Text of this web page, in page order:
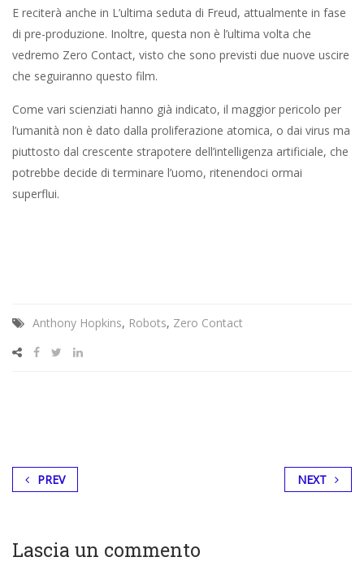
E reciterà anche in L’ultima seduta di Freud, attualmente in fase
di pre-produzione. Inoltre, questa non è l’ultima volta che
vedremo Zero Contact, visto che sono previsti due nuove uscire
che seguiranno questo film.
Come vari scienziati hanno già indicato, il maggior pericolo per
l’umanità non è dato dalla proliferazione atomica, o dai virus ma
piuttosto dal crescente strapotere dell’intelligenza artificiale, che
potrebbe decide di terminare l’uomo, ritenendoci ormai
superflui.
Anthony Hopkins, Robots, Zero Contact
PREV NEXT
Lascia un commento